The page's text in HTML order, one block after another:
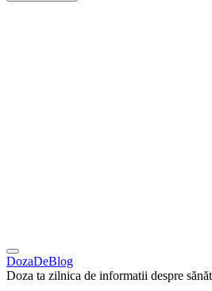
DozaDeBlog
Doza ta zilnica de informatii despre